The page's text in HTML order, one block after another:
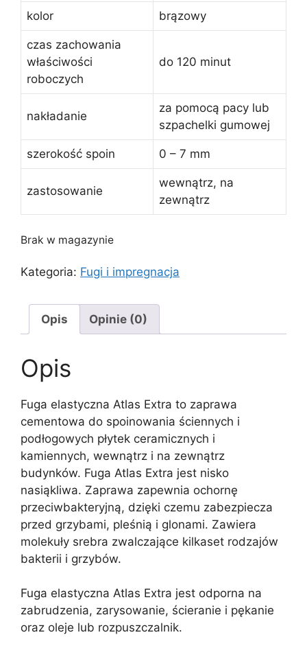
kolor brązowy
czas zachowania
właściwości
roboczych
do 120 minut
nakładanie
za pomocą pacy lub
szpachelki gumowej
szerokość spoin 0 – 7 mm
zastosowanie
wewnątrz, na
zewnątrz
Brak w magazynie
Kategoria: Fugi i impregnacja
Opis Opinie (0)
Opis
Fuga elastyczna Atlas Extra to zaprawa
cementowa do spoinowania ściennych i
podłogowych płytek ceramicznych i
kamiennych, wewnątrz i na zewnątrz
budynków. Fuga Atlas Extra jest nisko
nasiąkliwa. Zaprawa zapewnia ochornę
przeciwbakteryjną, dzięki czemu zabezpiecza
przed grzybami, pleśnią i glonami. Zawiera
molekuły srebra zwalczające kilkaset rodzajów
bakterii i grzybów.
Fuga elastyczna Atlas Extra jest odporna na
zabrudzenia, zarysowanie, ścieranie i pękanie
oraz oleje lub rozpuszczalnik.